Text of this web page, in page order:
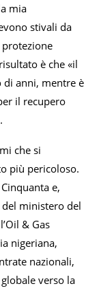
mia
stivali da
è che «il
di anni, mentre è
il recupero
che si
più pericoloso.
e,
ministero del
& Gas
nigeriana,
nazionali,
verso la